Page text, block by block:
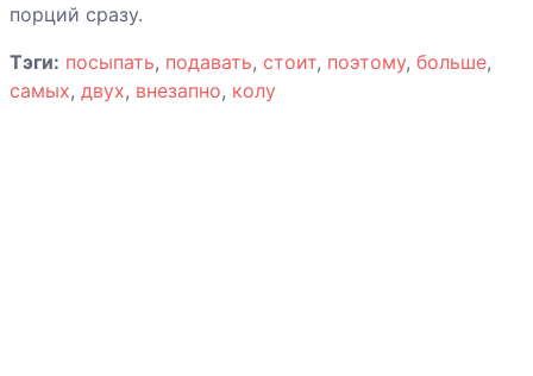
порций сразу.
Тэги: посыпать, подавать, стоит, поэтому, больше,
самых, двух, внезапно, колу